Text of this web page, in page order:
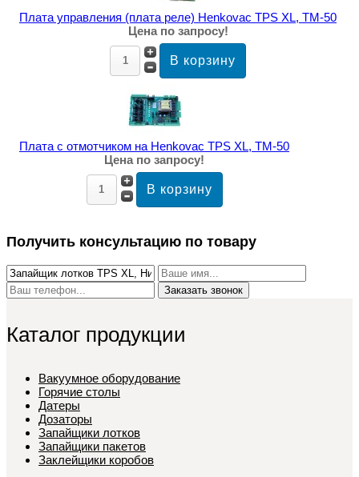
Плата управления (плата реле) Henkovac TPS XL, TM-50
Цена по запросу!
Плата с отмотчиком на Henkovac TPS XL, TM-50
Цена по запросу!
Получить консультацию по товару
Заказать звонок
Каталог продукции
Вакуумное оборудование
Горячие столы
Датеры
Дозаторы
Запайщики лотков
Запайщики пакетов
Заклейщики коробов